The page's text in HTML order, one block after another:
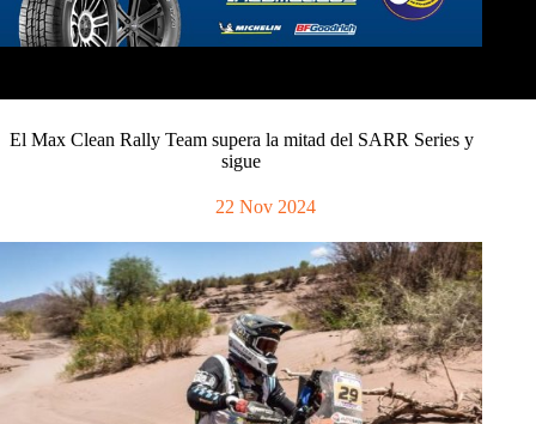
El Max Clean Rally Team supera la mitad del SARR Series y
sigue
22 Nov 2024